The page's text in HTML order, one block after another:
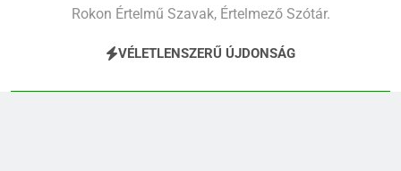
Rokon Értelmű Szavak, Értelmező Szótár.
VÉLETLENSZERŰ ÚJDONSÁG